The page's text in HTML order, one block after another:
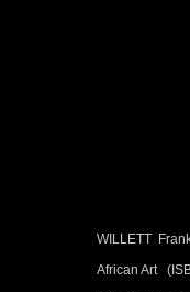
WILLETT
African Art